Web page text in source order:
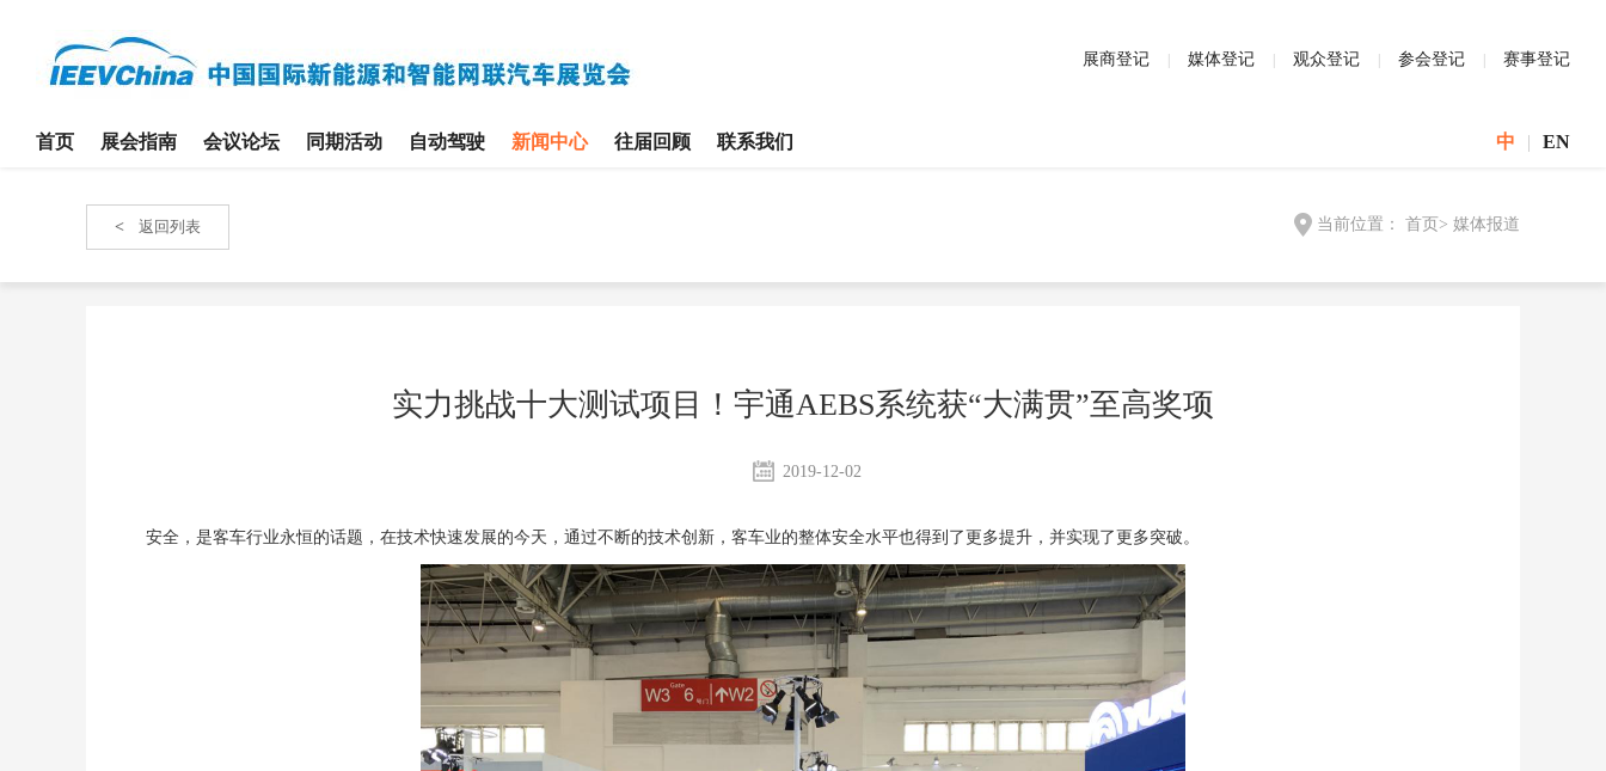
展商登记 媒体登记 观众登记 参会登记 赛事登记
首页 展会指南 会议论坛 同期活动 自动驾驶 新闻中心 往届回顾 联系我们 中 | EN
< 返回列表 当前位置： 首页 > 媒体报道
实力挑战十大测试项目！宇通AEBS系统获“大满贯”至高奖项
2019-12-02
安全，是客车行业永恒的话题，在技术快速发展的今天，通过不断的技术创新，客车业的整体安全水平也得到了更多提升，并实现了更多突破。